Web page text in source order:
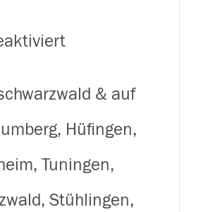
für
& auf
Hüfingen,
Tuningen,
Stühlingen,